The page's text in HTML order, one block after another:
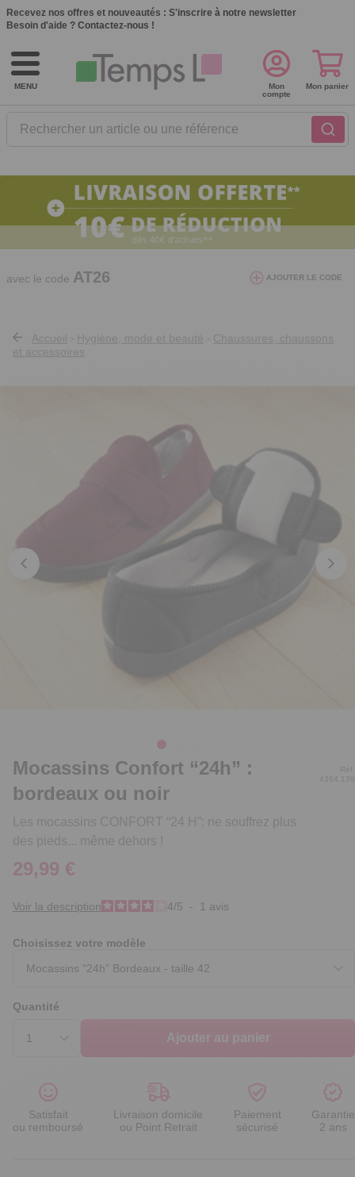
Recevez nos offres et nouveautés : S'inscrire à notre newsletter
Besoin d'aide ? Contactez-nous !
MENU
Rechercher un article ou une référence
Mon
compte
Mon panier
10€ de réduction dès 40€ d'achat. Offre
valable du 03/08/2026 au 12/08/2026.
avec le code AT26 AJOUTER LE CODE
Accueil Hygiène, mode et beauté
Chaussures, chaussons
et accessoires
Mocassins Confort “24h” :
bordeaux ou noir
Les mocassins CONFORT “24 H”: ne souffrez plus
des pieds... même dehors !
Réf.
4364.139
29,99 €
Voir la description 4/5 - 1 avis
Choisissez votre modèle
Quantité
Ajouter au panier
Satisfait
ou remboursé
Livraison domicile
ou Point Retrait
Paiement
sécurisé
Garantie
2 ans